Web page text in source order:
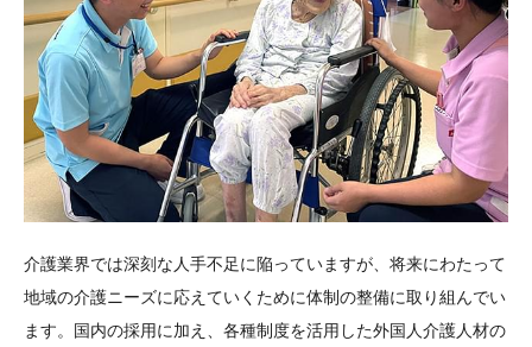
介護業界では深刻な人手不足に陥っていますが、将来にわたって
地域の介護ニーズに応えていくために体制の整備に取り組んでい
ます。国内の採用に加え、各種制度を活用した外国人介護人材の